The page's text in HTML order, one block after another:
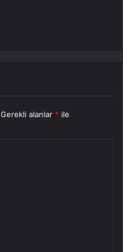
Gerekli alanlar * ile